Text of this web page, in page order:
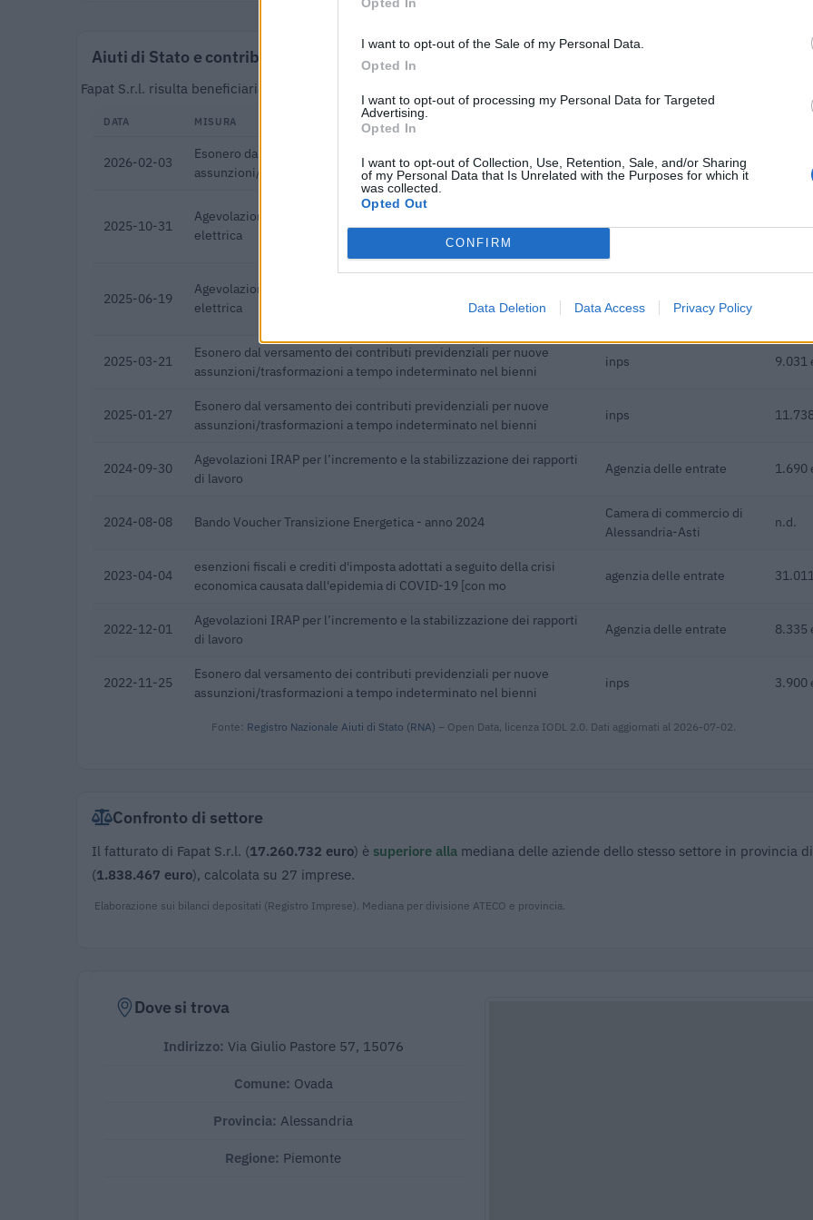
I want to opt-out of the Sale of my Personal Data.
Opted In
I want to opt-out of processing my Personal Data for Targeted
Advertising.
Opted In
I want to opt-out of Collection, Use, Retention, Sale, and/or Sharing
of my Personal Data that Is Unrelated with the Purposes for which it
was collected.
Opted Out
CONFIRM
Data Deletion Data Access Privacy Policy
Aiuti di Stato e contributi pubblici
Fapat S.r.l. risulta beneficiaria di 11 aiuti o contributi pubblici per un totale di almeno 164.257 euro (2022–2026).
DATA MISURA
2026-02-03
Esonero dal versamento dei contributi previdenziali per nuove
assunzioni/trasformazioni a tempo indeterminato nel bienni
inps
2025-10-31
Agevolazioni a favore delle imprese a forte consumo di energia
elettrica
energetici e ambientali
2025-06-19
Agevolazioni a favore delle imprese a forte consumo di energia
elettrica
energetici e ambientali
CSEA
2025-03-21
Esonero dal versamento dei contributi previdenziali per nuove
assunzioni/trasformazioni a tempo indeterminato nel bienni
inps 9.031
2025-01-27
Esonero dal versamento dei contributi previdenziali per nuove
assunzioni/trasformazioni a tempo indeterminato nel bienni
inps
2024-09-30
Agevolazioni IRAP per l’incremento e la stabilizzazione dei rapporti
di lavoro
Agenzia delle entrate 1.690
2024-08-08 Bando Voucher Transizione Energetica - anno 2024
Camera di commercio di
Alessandria-Asti
n.d.
2023-04-04
esenzioni fiscali e crediti d'imposta adottati a seguito della crisi
economica causata dall'epidemia di COVID-19 [con mo
agenzia delle entrate
2022-12-01
Agevolazioni IRAP per l’incremento e la stabilizzazione dei rapporti
di lavoro
Agenzia delle entrate 8.335
2022-11-25
Esonero dal versamento dei contributi previdenziali per nuove
assunzioni/trasformazioni a tempo indeterminato nel bienni
inps 3.900
Fonte: Registro Nazionale Aiuti di Stato (RNA) – Open Data, licenza IODL 2.0. Dati aggiornati al 2026-07-02.
Confronto di settore
Il fatturato di Fapat S.r.l. (17.260.732 euro) è superiore alla mediana delle aziende dello stesso settore in provincia
(1.838.467 euro), calcolata su 27 imprese.
Elaborazione sui bilanci depositati (Registro Imprese). Mediana per divisione ATECO e provincia.
Dove si trova
Indirizzo: Via Giulio Pastore 57, 15076
Comune: Ovada
Provincia:Alessandria
Regione: Piemonte